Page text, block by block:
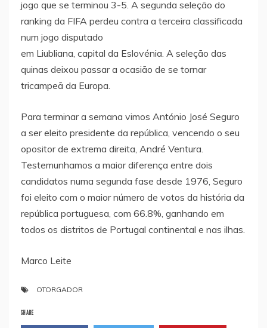
jogo que se terminou 3-5. A segunda seleção do
ranking da FIFA perdeu contra a terceira classificada
num jogo disputado
em Liubliana, capital da Eslovénia. A seleção das
quinas deixou passar a ocasião de se tornar
tricampeã da Europa.
Para terminar a semana vimos António José Seguro
a ser eleito presidente da república, vencendo o seu
opositor de extrema direita, André Ventura.
Testemunhamos a maior diferença entre dois
candidatos numa segunda fase desde 1976, Seguro
foi eleito com o maior número de votos da história da
república portuguesa, com 66.8%, ganhando em
todos os distritos de Portugal continental e nas ilhas.
Marco Leite
OTORGADOR
SHARE